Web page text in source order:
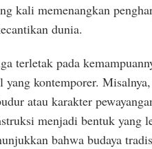
kali memenangkan
dunia.
terletak pada
kontemporer.
atau karakter
menjadi bentuk yang
bahwa budaya